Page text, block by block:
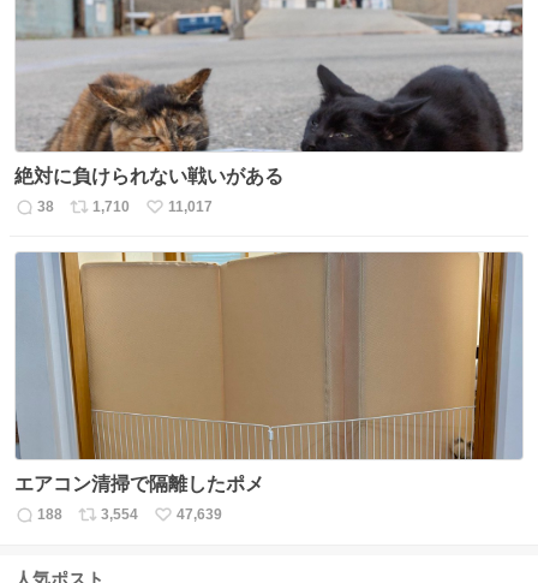
数
絶対に負けられない戦いがある
返
38
リ
ス
ト
数
1,710
い
ね
11,017
エアコン清掃で隔離したポメ
返
数
188
リ
ス
3,554
い
47,639
人気ポスト